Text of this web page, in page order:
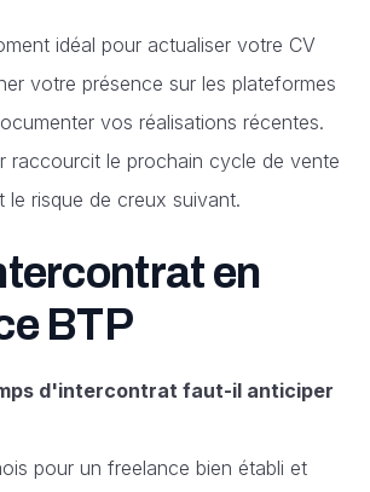
idéal pour actualiser votre CV
votre présence sur les plateformes
vos réalisations récentes.
raccourcit le prochain cycle de vente
le risque de creux suivant.
en
BTP
d'intercontrat faut-il anticiper
pour un freelance bien établi et